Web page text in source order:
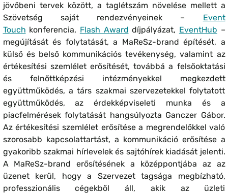
jövőbeni tervek között, a taglétszám növelése mellett a
Szövetség saját rendezvényeinek – Event
Touch konferencia, Flash Award díjpályázat, EventHub –
megújítását és folytatását, a MaReSz-brand építését, a
külső és belső kommunikációs tevékenység, valamint az
értékesítési szemlélet erősítését, továbbá a felsőoktatási
és felnőttképzési intézményekkel megkezdett
együttműködés, a társ szakmai szervezetekkel folytatott
együttműködés, az érdekképviseleti munka és a
piacfelmérések folytatását hangsúlyozta Ganczer Gábor.
Az értékesítési szemlélet erősítése a megrendelőkkel való
szorosabb kapcsolattartást, a kommunikáció erősítése a
gyakoribb szakmai hírlevelek és sajtóhírek kiadását jelenti.
A MaReSz-brand erősítésének a középpontjába az az
üzenet kerül, hogy a Szervezet tagsága megbízható,
professzionális cégekből áll, akik az üzleti